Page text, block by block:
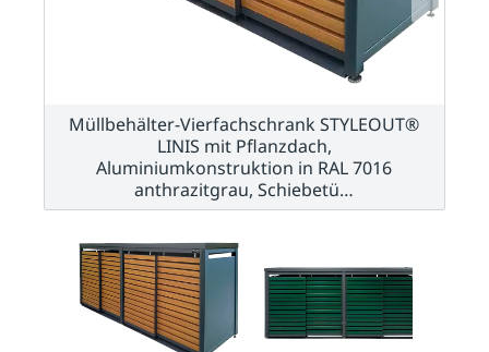
Müllbehälter-Vierfachschrank STYLEOUT®
LINIS mit Pflanzdach,
Aluminiumkonstruktion in RAL 7016
anthrazitgrau, Schiebetü…